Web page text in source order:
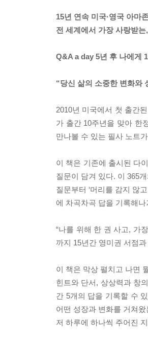
15년 연속 미국·영국 아마
전 세계에서 가장 사랑받
Q&A a day 5년 후 나에게
“당신 삶의 소중한 변화와
2010년 미국에서 첫 출간
가 출간 10주년을 맞아 한
만나볼 수 있는 필사 노트
이 책은 기존에 출시된 다
질문이 담겨 있다. 이 365
질문부터 ‘머리를 감지 않
에 차곡차곡 답을 기록해
“나를 위해 한 권 사고, 가
까지 15년간 영미권 서점
이 책은 막상 펼치고 나면
힌트와 단서, 상상력과 창
간 5개의 답을 기록할 수
어떤 성장과 변화를 거쳐
저 하루에 하나씩 주어진